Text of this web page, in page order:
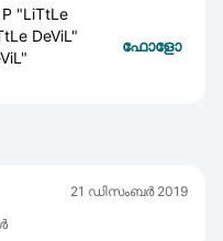
"LiTtLe
DeViL"
ഫോളോ
21 ഡിസംബര്‍ 2019